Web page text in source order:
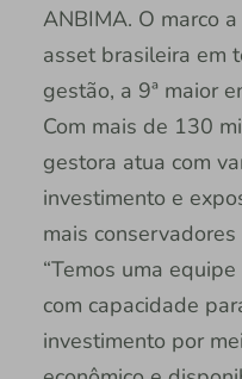
ANBIMA. O marco
asset brasileira em
gestão, a 9ª maior
Com mais de 130
gestora atua com
investimento e
mais
“Temos uma
com capacidade
investimento por